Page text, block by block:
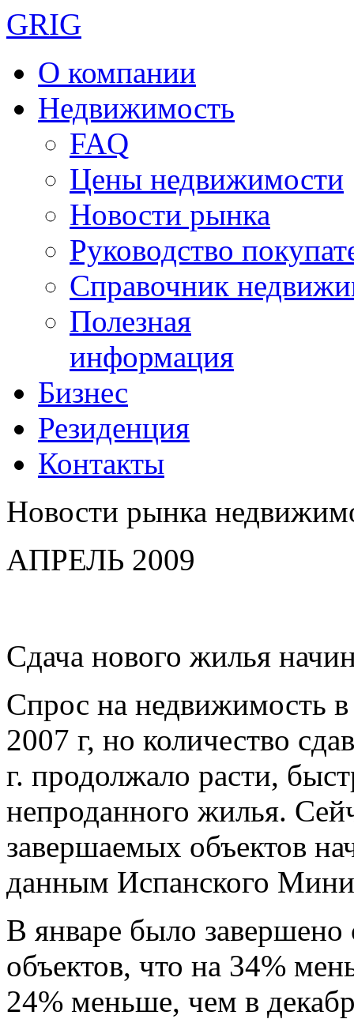
GRIG
О компании
Недвижимость
FAQ
Цены недвижимости
Новости рынка
Руководство
Справочник
Полезная
информация
Бизнес
Резиденция
Контакты
Новости рынка
АПРЕЛЬ 2009
Сдача нового жилья
Спрос на недвижимость
2007 г, но количество
г. продолжало расти,
непроданного жилья.
завершаемых объектов
данным Испанского
В январе было завершено
объектов, что на 34%
24% меньше, чем в